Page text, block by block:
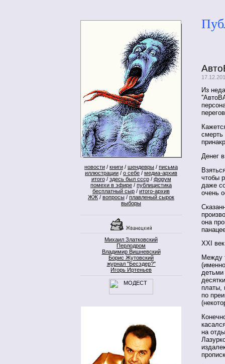
новости / книги / шендевры / письма
иллюстрации / о себе / медиа-архив
итого/ здесь был ссср/ форум
помехи в эфире / публицистика
бесплатный сыр / итого-архив
ЖЖ / вопросы / плавленый сырок
выборы
Михаил Златковский
Перлодром
Владимир Вишневский
Борис Жутовский
журнал "Бесэдер?"
Игорь Иртеньев
Из
Денег
чтобы
даже
очень
она
ХХI
Между
детьми
платы,
по
на